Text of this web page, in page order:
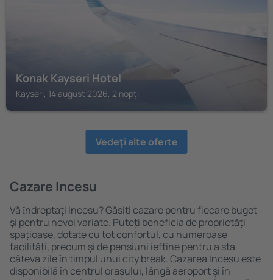
Konak Kayseri Hotel
Kayseri, 14 august 2026, 2 nopți
Vedeţi alte oferte
Cazare Incesu
Vă ȋndreptaţi Incesu? Găsiți cazare pentru fiecare buget
şi pentru nevoi variate. Puteți beneficia de proprietăți
spațioase, dotate cu tot confortul, cu numeroase
facilități, precum și de pensiuni ieftine pentru a sta
câteva zile în timpul unui city break. Cazarea Incesu este
disponibilă în centrul orașului, lângă aeroport și în